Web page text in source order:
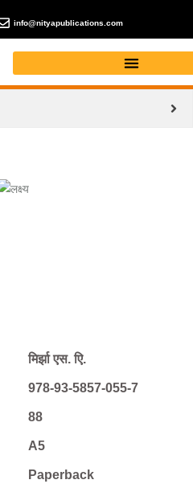
info@nityapublications.com
मिर्झा एस. एि.
978-93-5857-055-7
88
A5
Paperback